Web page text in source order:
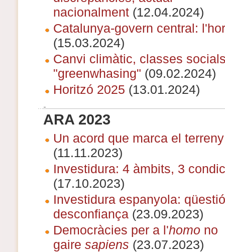
nacionalment(12.04.2024)
Catalunya-govern central:
(15.03.2024)
Canvi climàtic, classes
"greenwhasing" (09.02.2024)
Horitzó 2025 (13.01.2024)
ARA 2023
Un acord que marca el
(11.11.2023)
Investidura: 4 àmbits, 3
(17.10.2023)
Investidura espanyola:
desconfiança(23.09.2023)
Democràcies per a l'homo no
gaire sapiens (23.07.2023)